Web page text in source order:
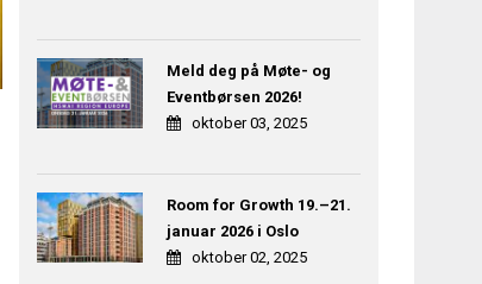
Meld deg på Møte- og
Eventbørsen 2026!
oktober 03, 2025
Room for Growth 19.–21.
januar 2026 i Oslo
oktober 02, 2025